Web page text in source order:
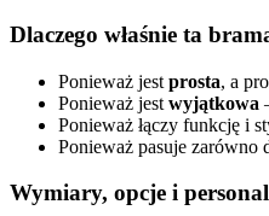
Dlaczego właśnie ta
Ponieważ jest prosta, a
Ponieważ jest wyjątkowa
Ponieważ łączy funkcję i
Ponieważ pasuje zarówno
Wymiary, opcje i